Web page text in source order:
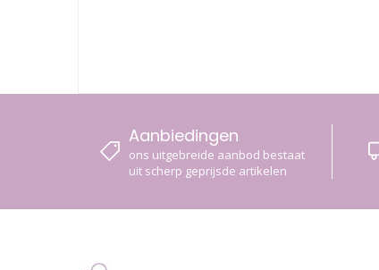
Aanbiedingen
ons uitgebreide aanbod bestaat
uit scherp geprijsde artikelen